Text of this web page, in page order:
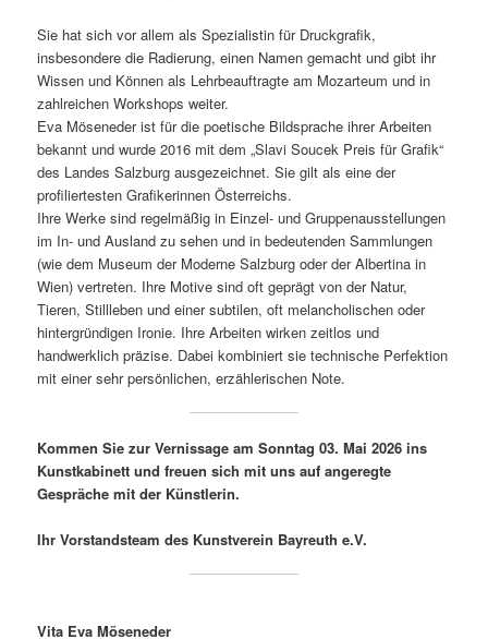
Sie hat sich vor allem als Spezialistin für Druckgrafik,
insbesondere die Radierung, einen Namen gemacht und gibt ihr
Wissen und Können als Lehrbeauftragte am Mozarteum und in
zahlreichen Workshops weiter.
Eva Möseneder ist für die poetische Bildsprache ihrer Arbeiten
bekannt und wurde 2016 mit dem „Slavi Soucek Preis für Grafik“
des Landes Salzburg ausgezeichnet. Sie gilt als eine der
profiliertesten Grafikerinnen Österreichs.
Ihre Werke sind regelmäßig in Einzel- und Gruppenausstellungen
im In- und Ausland zu sehen und in bedeutenden Sammlungen
(wie dem Museum der Moderne Salzburg oder der Albertina in
Wien) vertreten. Ihre Motive sind oft geprägt von der Natur,
Tieren, Stillleben und einer subtilen, oft melancholischen oder
hintergründigen Ironie. Ihre Arbeiten wirken zeitlos und
handwerklich präzise. Dabei kombiniert sie technische Perfektion
mit einer sehr persönlichen, erzählerischen Note.
Kommen Sie zur Vernissage am Sonntag 03. Mai 2026 ins
Kunstkabinett und freuen sich mit uns auf angeregte
Gespräche mit der Künstlerin.
Ihr Vorstandsteam des Kunstverein Bayreuth e.V.
Vita Eva Möseneder